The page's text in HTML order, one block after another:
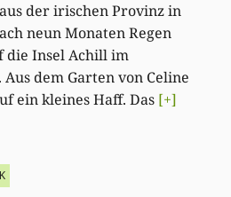
der irischen Provinz in
neun Monaten Regen
die Insel Achill im
dem Garten von Celine
ein kleines Haff. Das [+]